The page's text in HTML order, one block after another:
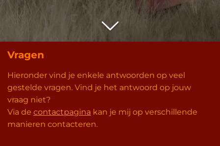
Vragen
Hieronder vind je enkele antwoorden op veel
gestelde vragen. Vind je het antwoord op jouw
vraag niet?
Via de contactpagina kan je mij op verschillende
manieren contacteren.